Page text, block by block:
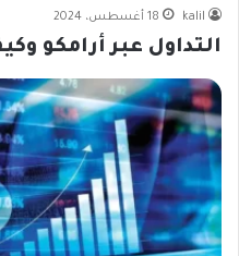
kalil 18 أغسطس، 2024
التداول عبر أرامكو